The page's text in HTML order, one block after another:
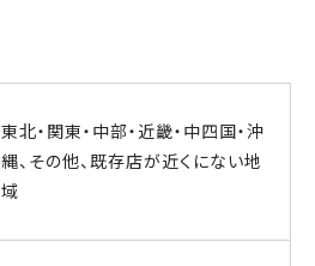
東北・関東・中部・近畿・中四国・沖
縄、その他、既存店が近くにない地
域